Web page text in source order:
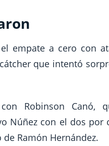
empate a cero con
que intentó
Robinson Canó,
Núñez con el dos
Ramón Hernández.